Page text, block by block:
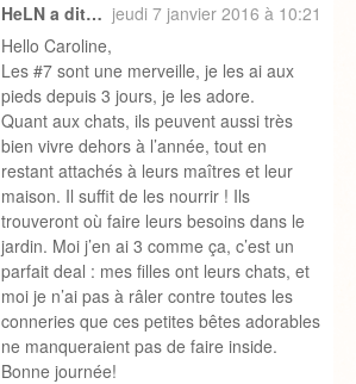
HeLN a dit… jeudi 7 janvier 2016 à 10:21
Hello Caroline,
Les #7 sont une merveille, je les ai aux
pieds depuis 3 jours, je les adore.
Quant aux chats, ils peuvent aussi très
bien vivre dehors à l’année, tout en
restant attachés à leurs maîtres et leur
maison. Il suffit de les nourrir ! Ils
trouveront où faire leurs besoins dans le
jardin. Moi j’en ai 3 comme ça, c’est un
parfait deal : mes filles ont leurs chats, et
moi je n’ai pas à râler contre toutes les
conneries que ces petites bêtes adorables
ne manqueraient pas de faire inside.
Bonne journée!